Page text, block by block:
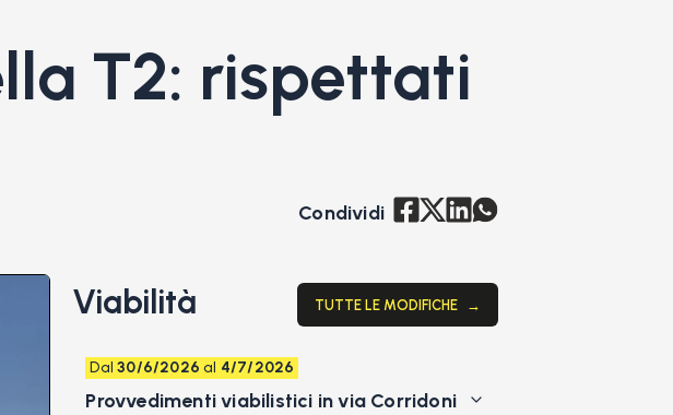
T2: rispettati
Condividi
Viabilità TUTTE LE MODIFICHE →
Dal30/6/2026 al 4/7/2026
Provvedimenti viabilistici in via Corridoni